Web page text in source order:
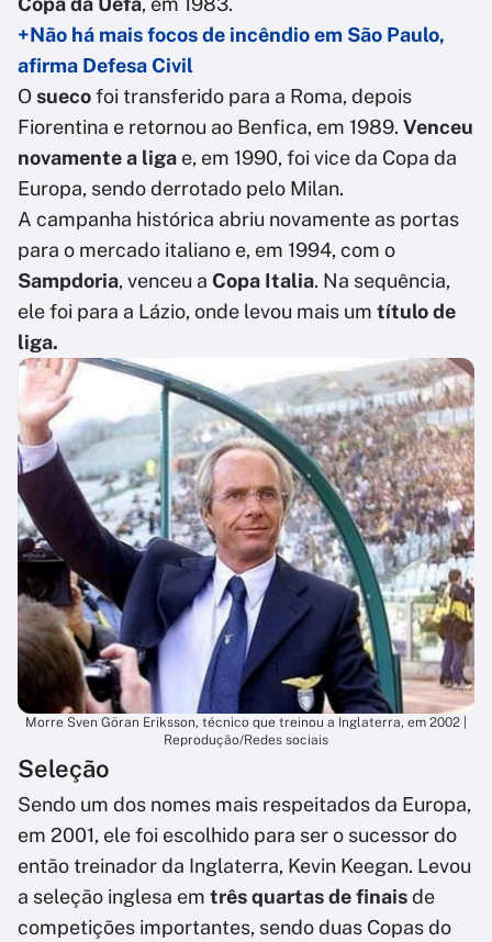
+Não há mais focos de incêndio em São Paulo,
afirma Defesa Civil
Osuecofoi transferido para a Roma, depois
Fiorentina e retornou ao Benfica, em 1989. Venceu
novamente a liga e, em 1990, foi vice da Copa da
Europa, sendo derrotado pelo Milan.
A campanha histórica abriu novamente as portas
para o mercado italiano e, em 1994, com o
Sampdoria, venceu a Copa Italia. Na sequência,
ele foi para a Lázio, onde levou mais um título de
liga.
Morre Sven Göran Eriksson, técnico que treinou a Inglaterra, em 2002 |
Reprodução/Redes sociais
Seleção
Sendo um dos nomes mais respeitados da Europa,
em 2001, ele foi escolhido para ser o sucessor do
então treinador da Inglaterra, Kevin Keegan. Levou
a seleção inglesa em três quartas de finaisde
competições importantes, sendo duas Copas do